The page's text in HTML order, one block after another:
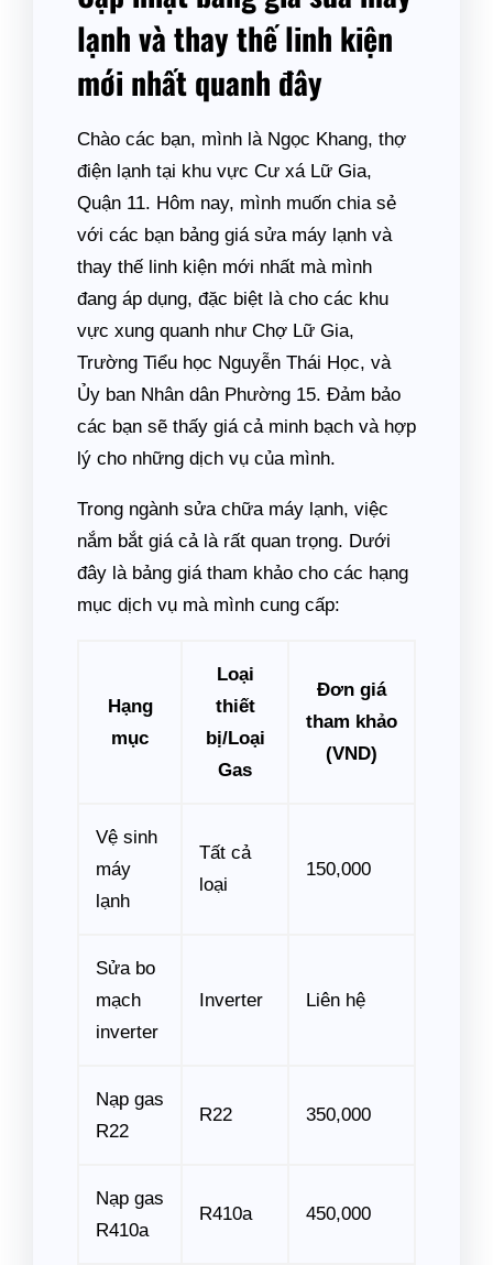
lạnh và thay thế linh kiện
mới nhất quanh đây
Chào các bạn, mình là Ngọc Khang, thợ
điện lạnh tại khu vực Cư xá Lữ Gia,
Quận 11. Hôm nay, mình muốn chia sẻ
với các bạn bảng giá sửa máy lạnh và
thay thế linh kiện mới nhất mà mình
đang áp dụng, đặc biệt là cho các khu
vực xung quanh như Chợ Lữ Gia,
Trường Tiểu học Nguyễn Thái Học, và
Ủy ban Nhân dân Phường 15. Đảm bảo
các bạn sẽ thấy giá cả minh bạch và hợp
lý cho những dịch vụ của mình.
Trong ngành sửa chữa máy lạnh, việc
nắm bắt giá cả là rất quan trọng. Dưới
đây là bảng giá tham khảo cho các hạng
mục dịch vụ mà mình cung cấp:
Hạng
mục
Loại
thiết
bị/Loại
Gas
Đơn giá
tham khảo
(VND)
Vệ sinh
máy
lạnh
Tất cả
loại
150,000
Sửa bo
mạch
inverter
Inverter Liên hệ
Nạp gas
R22
R22 350,000
Nạp gas
R410a
R410a 450,000